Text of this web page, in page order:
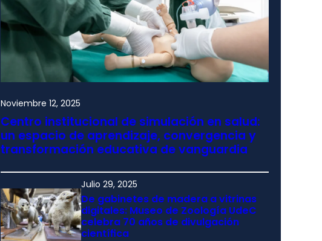
Noviembre 12, 2025
Centro institucional de simulación en salud:
un espacio de aprendizaje, convergencia y
transformación educativa de vanguardia
Julio 29, 2025
De gabinetes de madera a vitrinas
digitales: Museo de Zoología UdeC
celebra 70 años de divulgación
científica